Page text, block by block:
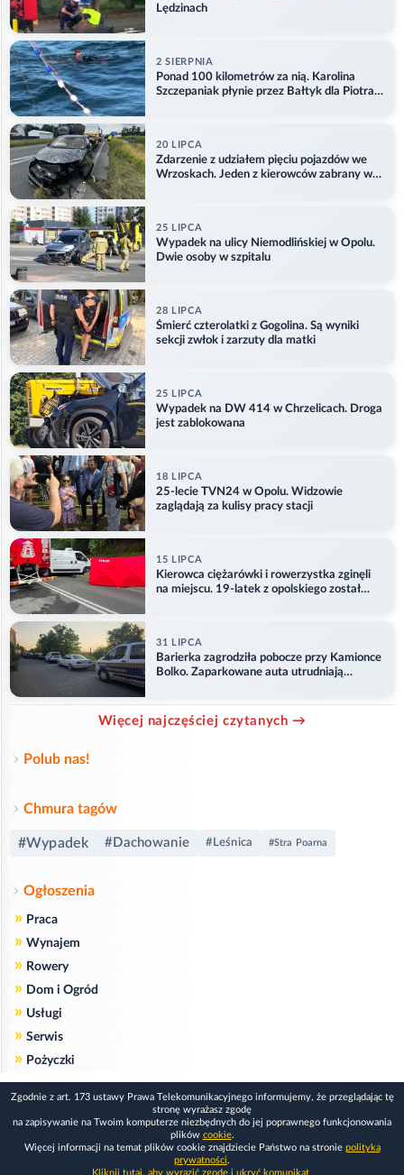
Lędzinach
2 SIERPNIA
Ponad 100 kilometrów za nią. Karolina
Szczepaniak płynie przez Bałtyk dla Piotra.
20 LIPCA
Zdarzenie z udziałem pięciu pojazdów we
Wrzoskach. Jeden z kierowców zabrany w
25 LIPCA
Wypadek na ulicy Niemodlińskiej w Opolu.
Dwie osoby w szpitalu
28 LIPCA
Śmierć czterolatki z Gogolina. Są wyniki
sekcji zwłok i zarzuty dla matki
25 LIPCA
Wypadek na DW 414 w Chrzelicach. Droga
jest zablokowana
18 LIPCA
25-lecie TVN24 w Opolu. Widzowie
zaglądają za kulisy pracy stacji
15 LIPCA
Kierowca ciężarówki i rowerzystka zginęli
na miejscu. 19-latek z opolskiego został
31 LIPCA
Barierka zagrodziła pobocze przy Kamionce
Bolko. Zaparkowane auta utrudniają
Więcej najczęściej czytanych →
Polub nas!
Chmura tagów
#Wypadek #Dachowanie #Leśnica #Stra Poarna
Ogłoszenia
» Praca
» Wynajem
» Rowery
» Dom i Ogród
» Usługi
» Serwis
» Pożyczki
Zgodnie z art. 173 ustawy Prawa Telekomunikacyjnego informujemy, że przeglądając tę
stronę wyrażasz zgodę
na zapisywanie na Twoim komputerze niezbędnych do jej poprawnego funkcjonowania
plików cookie.
Więcej informacji na temat plików cookie znajdziecie Państwo na stronie polityka
prywatności.
Kliknij tutaj, aby wyrazić zgodę i ukryć komunikat.